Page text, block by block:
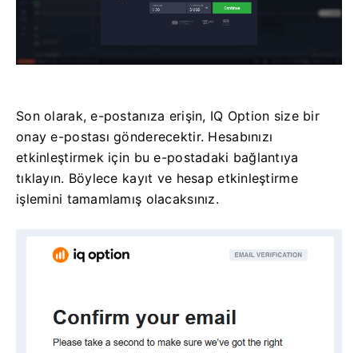
Son olarak, e-postanıza erişin, IQ Option size bir
onay e-postası gönderecektir. Hesabınızı
etkinleştirmek için bu e-postadaki bağlantıya
tıklayın. Böylece kayıt ve hesap etkinleştirme
işlemini tamamlamış olacaksınız.